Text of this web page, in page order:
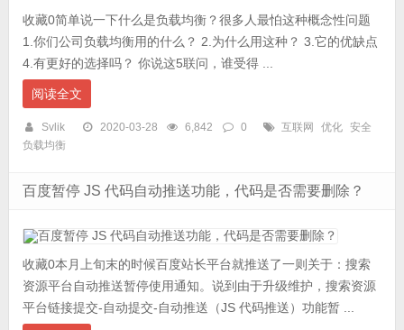
收藏0简单说一下什么是负载均衡？很多人最怕这种概念性问题
1.你们公司负载均衡用的什么？ 2.为什么用这种？ 3.它的优缺点
4.有更好的选择吗？ 你说这5联问，谁受得 ...
阅读全文
Svlik 2020-03-28 6,842 0 互联网 优化 安全
负载均衡
百度暂停 JS 代码自动推送功能，代码是否需要删除？
收藏0本月上旬末的时候百度站长平台就推送了一则关于：搜索
资源平台自动推送暂停使用通知。说到由于升级维护，搜索资源
平台链接提交-自动提交-自动推送（JS 代码推送）功能暂 ...